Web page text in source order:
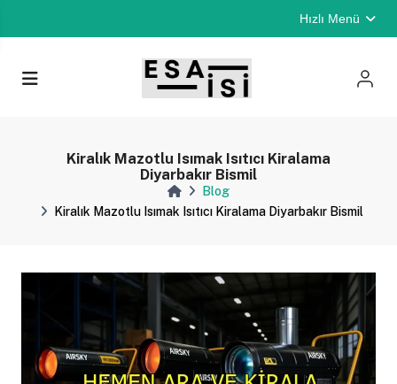
Hızlı Menü
Kiralık Mazotlu Isımak Isıtıcı Kiralama
Diyarbakır Bismil
Blog
Kiralık Mazotlu Isımak Isıtıcı Kiralama Diyarbakır Bismil